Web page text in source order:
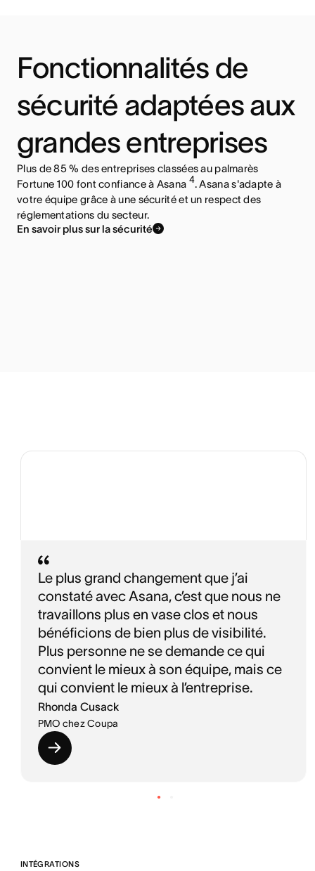
Fonctionnalités de
sécurité adaptées aux
grandes entreprises
Plus de 85 % des entreprises classées au palmarès
Fortune 100 font confiance à Asana 4. Asana s'adapte à
votre équipe grâce à une sécurité et un respect des
réglementations du secteur.
En savoir plus sur la sécurité
Le plus grand changement que j’ai
constaté avec Asana, c’est que nous ne
travaillons plus en vase clos et nous
bénéficions de bien plus de visibilité.
Plus personne ne se demande ce qui
convient le mieux à son équipe, mais ce
qui convient le mieux à l’entreprise.
Rhonda Cusack
PMO chez Coupa
INTÉGRATIONS